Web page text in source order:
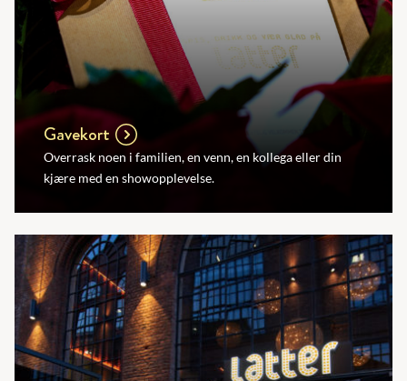
Gavekort
Overrask noen i familien, en venn, en kollega eller din
kjære med en showopplevelse.